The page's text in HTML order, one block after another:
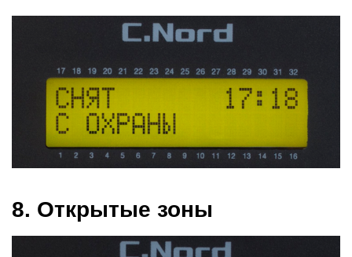
8. Открытые зоны